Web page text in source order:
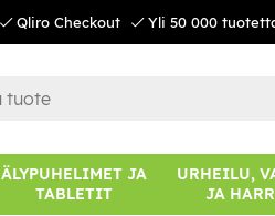
Qliro Checkout Yli 50 000
ÄLYPUHELIMET JA
TABLETIT
URHEILU,
JA